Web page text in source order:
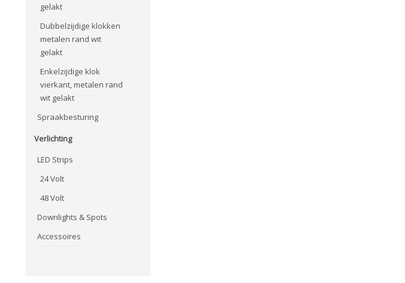
gelakt
Dubbelzijdige klokken
metalen rand wit
gelakt
Enkelzijdige klok
vierkant, metalen rand
wit gelakt
Spraakbesturing
Verlichting
LED Strips
24 Volt
48 Volt
Downlights & Spots
Accessoires